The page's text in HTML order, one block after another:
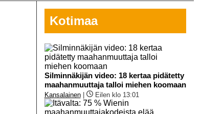
Kotimaa
Silminnäkijän video: 18 kertaa pidätetty
maahanmuuttaja talloi miehen koomaan
Kansalainen| Eilen klo 13:01